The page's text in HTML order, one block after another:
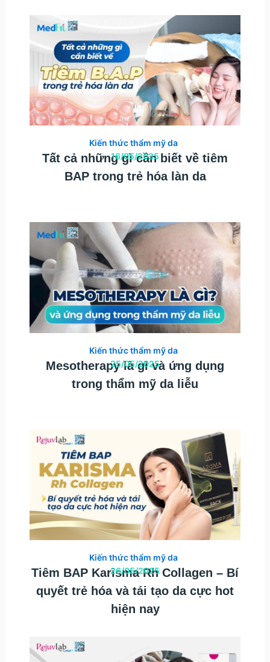
Tất cả những gì cần biết về tiêm
BAP trong trẻ hóa làn da
Kiến thức thẩm mỹ da
16/05/2025
Mesotherapy là gì và ứng dụng
trong thẩm mỹ da liễu
Kiến thức thẩm mỹ da
25/05/2025
Tiêm BAP Karisma Rh Collagen – Bí
quyết trẻ hóa và tái tạo da cực hot
hiện nay
Kiến thức thẩm mỹ da
26/05/2025